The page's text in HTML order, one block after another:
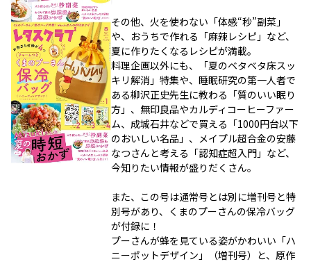
その他、火を使わない「体感“秒”副菜」
や、おうちで作れる「麻辣レシピ」など、
夏に作りたくなるレシピが満載。
料理企画以外にも、「夏のベタベタ床スッ
キリ解消」特集や、睡眠研究の第一人者で
ある柳沢正史先生に教わる「質のいい眠り
方」、無印良品やカルディコーヒーファー
ム、成城石井などで買える「1000円台以下
のおいしい名品」、メイプル超合金の安藤
なつさんと考える「認知症超入門」など、
今知りたい情報が盛りだくさん。
また、この号は通常号とは別に増刊号と特
別号があり、くまのプーさんの保冷バッグ
が付録に！
プーさんが蜂を見ている姿がかわいい「ハ
ニーポットデザイン」（増刊号）と、原作